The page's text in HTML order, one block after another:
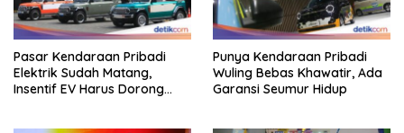
Pasar Kendaraan Pribadi
Elektrik Sudah Matang,
Insentif EV Harus Dorong
Punya Kendaraan Pribadi
Wuling Bebas Khawatir, Ada
Garansi Seumur Hidup